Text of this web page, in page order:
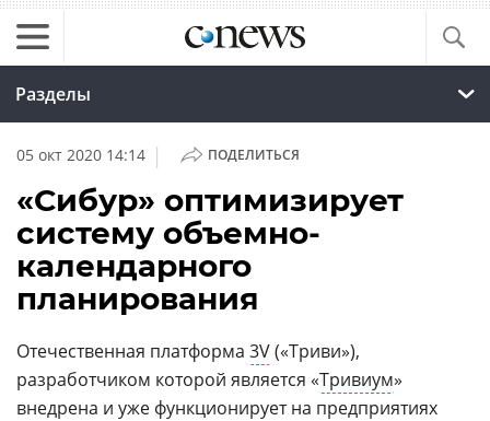
Разделы
05 окт 2020 14:14 | ПОДЕЛИТЬСЯ
«Сибур» оптимизирует
систему объемно-
календарного
планирования
Отечественная платформа 3V(«Триви»),
разработчиком которой является «Тривиум»
внедрена и уже функционирует на предприятиях